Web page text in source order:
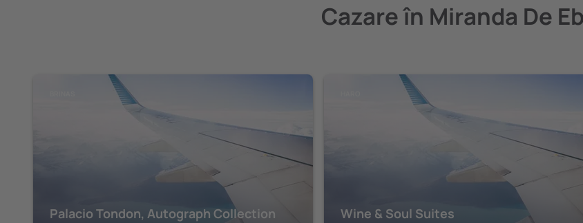
Cazare în Miranda De
Palacio Tondon, Autograph Collection Wine & Soul Suites